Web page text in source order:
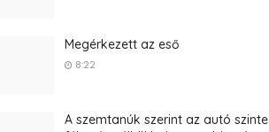
Megérkezett az eső
8:22
A szemtanúk szerint az autó szinte